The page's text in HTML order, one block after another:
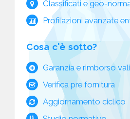
Classificati e geo-
Profilazioni avanzate
Cosa c'è sotto?
Garanzia e rimborso
Verifica pre fornitura
Aggiornamento ciclico